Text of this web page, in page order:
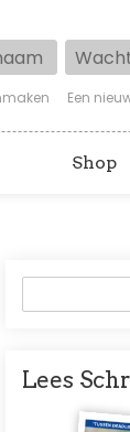
Een
Shop
Lees